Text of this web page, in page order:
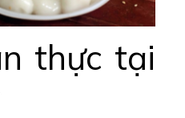
thực tại